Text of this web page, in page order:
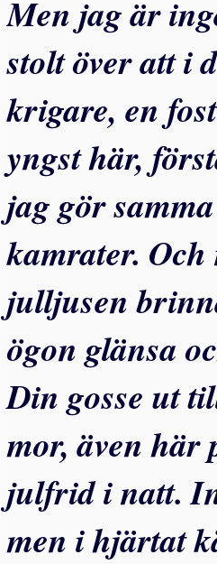
Men jag är
stolt över att i
krigare, en
yngst här,
jag gör
kamrater.
julljusen
ögon glänsa
Din gosse ut
mor, även här
julfrid i natt.
men i hjärtat